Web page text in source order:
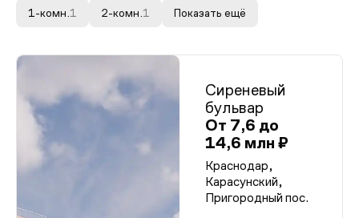
1-комн. 1 2-комн. 1 Показать ещё
Сиреневый
бульвар
От 7,6 до
14,6 млн ₽
Краснодар,
Карасунский,
Пригородный пос.